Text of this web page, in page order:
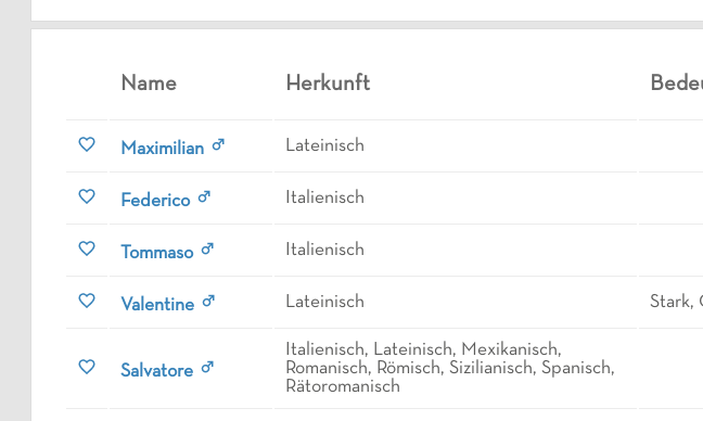
Name Herkunft
Maximilian Lateinisch
Federico Italienisch
Tommaso Italienisch
Valentine Lateinisch Stark,
Salvatore
Italienisch, Lateinisch, Mexikanisch,
Romanisch, Römisch, Sizilianisch, Spanisch,
Rätoromanisch